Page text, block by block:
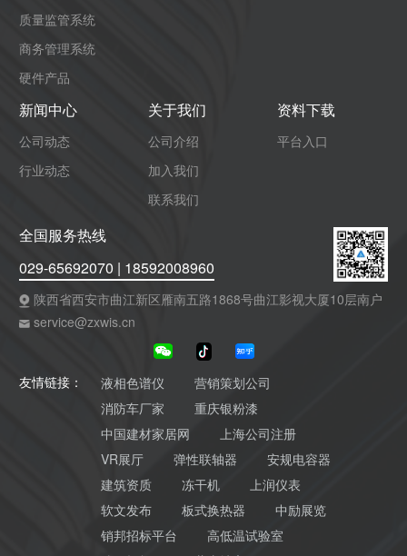
质量监管系统
商务管理系统
硬件产品
新闻中心
公司动态
行业动态
关于我们
公司介绍
加入我们
联系我们
资料下载
平台入口
全国服务热线
029-65692070 | 18592008960
陕西省西安市曲江新区雁南五路1868号曲江影视大厦10层南户
service@zxwis.cn
友情链接： 液相色谱仪
营销策划公司
消防车厂家
重庆银粉漆
中国建材家居网
上海公司注册
VR展厅
弹性联轴器
安规电容器
建筑资质
冻干机
上润仪表
软文发布
板式换热器
中励展览
销邦招标平台
高低温试验室